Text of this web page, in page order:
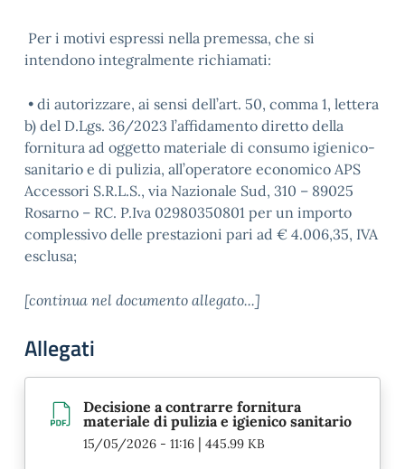
Per i motivi espressi nella premessa, che si
intendono integralmente richiamati:
• di autorizzare, ai sensi dell’art. 50, comma 1, lettera
b) del D.Lgs. 36/2023 l’affidamento diretto della
fornitura ad oggetto materiale di consumo igienico-
sanitario e di pulizia, all’operatore economico APS
Accessori S.R.L.S., via Nazionale Sud, 310 – 89025
Rosarno – RC. P.Iva 02980350801 per un importo
complessivo delle prestazioni pari ad € 4.006,35, IVA
esclusa;
[continua nel documento allegato...]
Allegati
Decisione a contrarre fornitura
materiale di pulizia e igienico sanitario
15/05/2026 - 11:16 | 445.99 KB